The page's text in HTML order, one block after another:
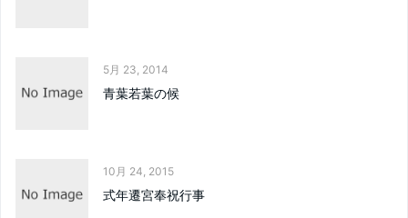
5月 23, 2014
青葉若葉の候
10月 24, 2015
式年遷宮奉祝行事